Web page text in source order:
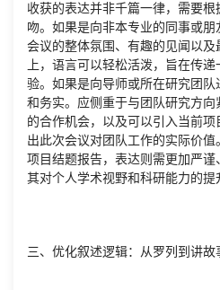
收获的表达并非千篇一律，需要
吻。如果是向非本专业的同事或
会议的整体氛围、有趣的见闻以
上，语言可以轻松活泼，旨在传
验。如果是向导师或所在研究团
和务实。应侧重于与团队研究方
的合作机会，以及可以引入当前
出此次会议对团队工作的实际价
项目结题报告，表达则需更加严
其对个人学术视野和科研能力的提
三、优化叙述逻辑：从罗列到讲故